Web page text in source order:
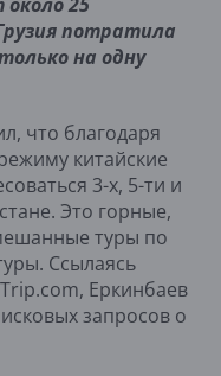
потратила
на одну
что благодаря
китайские
3-х, 5-ти и
Это горные,
туры по
Ссылаясь
Еркинбаев
запросов о